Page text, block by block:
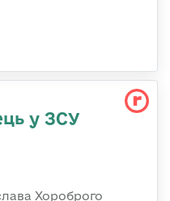
у ЗСУ
Хороброго